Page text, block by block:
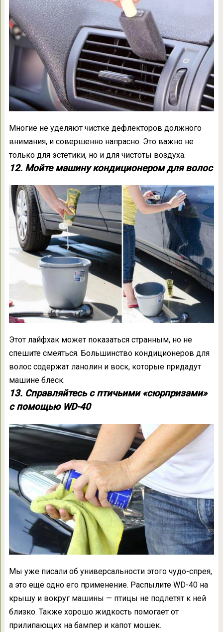
Многие не уделяют чистке дефлекторов должного
внимания, и совершенно напрасно. Это важно не
только для эстетики, но и для чистоты воздуха.
12. Мойте машину кондиционером для волос
Этот лайфхак может показаться странным, но не
спешите смеяться. Большинство кондиционеров для
волос содержат ланолин и воск, которые придадут
машине блеск.
13. Справляйтесь с птичьими «сюрпризами»
с помощью WD-40
Мы уже писали об универсальности этого чудо-спрея,
а это ещё одно его применение. Распылите WD-40 на
крышу и вокруг машины — птицы не подлетят к ней
близко. Также хорошо жидкость помогает от
прилипающих на бампер и капот мошек.